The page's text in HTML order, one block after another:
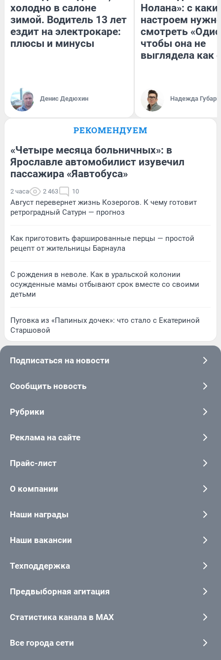
холодно в салоне
зимой. Водитель 13 лет
ездит на электрокаре:
плюсы и минусы
Денис Дедюхин
Нолана»: с
настроем
смотреть
чтобы она не
выглядела как
Надежда Губарь
РЕКОМЕНДУЕМ
«Четыре месяца больничных»: в
Ярославле автомобилист изувечил
пассажира «Яавтобуса»
2 часа 2 463 10
Август перевернет жизнь Козерогов. К чему готовит
ретроградный Сатурн — прогноз
Как приготовить фаршированные перцы — простой
рецепт от жительницы Барнаула
С рождения в неволе. Как в уральской колонии
осужденные мамы отбывают срок вместе со своими
детьми
Пуговка из «Папиных дочек»: что стало с Екатериной
Старшовой
Подписаться на новости
Сообщить новость
Рубрики
Реклама на сайте
Прайс-лист
О компании
Наши награды
Наши вакансии
Техподдержка
Предвыборная агитация
Статистика канала в MAX
Все города сети